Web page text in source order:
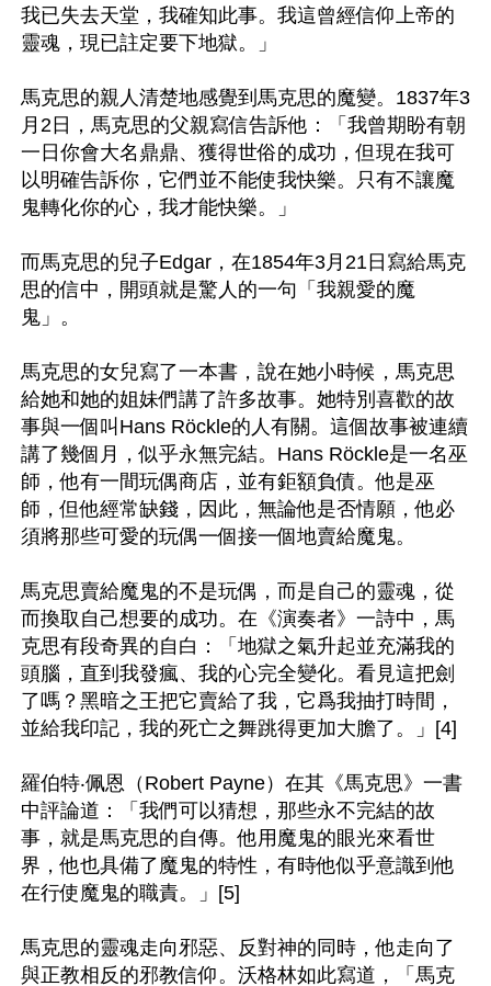
我已失去天堂，我確知此事。我這曾經信仰上帝的
靈魂，現已註定要下地獄。」
馬克思的親人清楚地感覺到馬克思的魔變。1837年3
月2日，馬克思的父親寫信告訴他：「我曾期盼有朝
一日你會大名鼎鼎、獲得世俗的成功，但現在我可
以明確告訴你，它們並不能使我快樂。只有不讓魔
鬼轉化你的心，我才能快樂。」
而馬克思的兒子Edgar，在1854年3月21日寫給馬克
思的信中，開頭就是驚人的一句「我親愛的魔
鬼」。
馬克思的女兒寫了一本書，說在她小時候，馬克思
給她和她的姐妹們講了許多故事。她特別喜歡的故
事與一個叫Hans Röckle的人有關。這個故事被連續
講了幾個月，似乎永無完結。Hans Röckle是一名巫
師，他有一間玩偶商店，並有鉅額負債。他是巫
師，但他經常缺錢，因此，無論他是否情願，他必
須將那些可愛的玩偶一個接一個地賣給魔鬼。
馬克思賣給魔鬼的不是玩偶，而是自己的靈魂，從
而換取自己想要的成功。在《演奏者》一詩中，馬
克思有段奇異的自白：「地獄之氣升起並充滿我的
頭腦，直到我發瘋、我的心完全變化。看見這把劍
了嗎？黑暗之王把它賣給了我，它爲我抽打時間，
並給我印記，我的死亡之舞跳得更加大膽了。」[4]
羅伯特‧佩恩（Robert Payne）在其《馬克思》一書
中評論道：「我們可以猜想，那些永不完結的故
事，就是馬克思的自傳。他用魔鬼的眼光來看世
界，他也具備了魔鬼的特性，有時他似乎意識到他
在行使魔鬼的職責。」[5]
馬克思的靈魂走向邪惡、反對神的同時，他走向了
與正教相反的邪教信仰。沃格林如此寫道，「馬克